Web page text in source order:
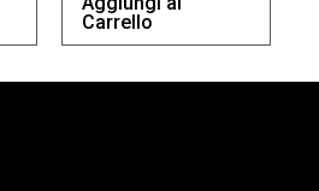
Carrello